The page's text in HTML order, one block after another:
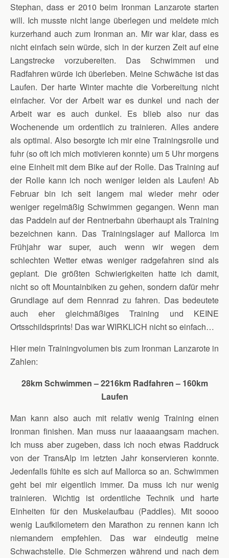
Stephan, dass er 2010 beim Ironman Lanzarote starten
will. Ich musste nicht lange überlegen und meldete mich
kurzerhand auch zum Ironman an. Mir war klar, dass es
nicht einfach sein würde, sich in der kurzen Zeit auf eine
Langstrecke vorzubereiten. Das Schwimmen und
Radfahren würde ich überleben. Meine Schwäche ist das
Laufen. Der harte Winter machte die Vorbereitung nicht
einfacher. Vor der Arbeit war es dunkel und nach der
Arbeit war es auch dunkel. Es blieb also nur das
Wochenende um ordentlich zu trainieren. Alles andere
als optimal. Also besorgte ich mir eine Trainingsrolle und
fuhr (so oft ich mich motivieren konnte) um 5 Uhr morgens
eine Einheit mit dem Bike auf der Rolle. Das Training auf
der Rolle kann ich noch weniger leiden als Laufen! Ab
Februar bin ich seit langem mal wieder mehr oder
weniger regelmäßig Schwimmen gegangen. Wenn man
das Paddeln auf der Rentnerbahn überhaupt als Training
bezeichnen kann. Das Trainingslager auf Mallorca im
Frühjahr war super, auch wenn wir wegen dem
schlechten Wetter etwas weniger radgefahren sind als
geplant. Die größten Schwierigkeiten hatte ich damit,
nicht so oft Mountainbiken zu gehen, sondern dafür mehr
Grundlage auf dem Rennrad zu fahren. Das bedeutete
auch eher gleichmäßiges Training und KEINE
Ortsschildsprints! Das war WIRKLICH nicht so einfach…
Hier mein Trainingvolumen bis zum Ironman Lanzarote in
Zahlen:
28km Schwimmen – 2216km Radfahren – 160km
Laufen
Man kann also auch mit relativ wenig Training einen
Ironman finishen. Man muss nur laaaaangsam machen.
Ich muss aber zugeben, dass ich noch etwas Raddruck
von der TransAlp im letzten Jahr konservieren konnte.
Jedenfalls fühlte es sich auf Mallorca so an. Schwimmen
geht bei mir eigentlich immer. Da muss ich nur wenig
trainieren. Wichtig ist ordentliche Technik und harte
Einheiten für den Muskelaufbau (Paddles). Mit soooo
wenig Laufkilometern den Marathon zu rennen kann ich
niemandem empfehlen. Das war eindeutig meine
Schwachstelle. Die Schmerzen während und nach dem